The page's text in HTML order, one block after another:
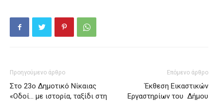
Προηγούμενο άρθρο
Στο 23ο Δημοτικό Νίκαιας
«Οδοί… με ιστορία, ταξίδι στη
Επόμενο άρθρο
Έκθεση Εικαστικών
Εργαστηρίων του Δήμου